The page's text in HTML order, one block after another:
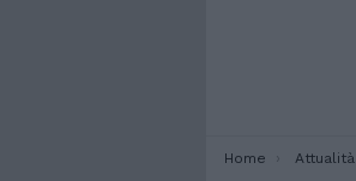
You are here:
Home Attualità